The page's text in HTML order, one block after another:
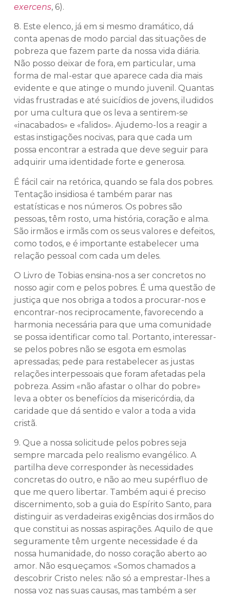
exercens, 6).
8. Este elenco, já em si mesmo dramático, dá
conta apenas de modo parcial das situações de
pobreza que fazem parte da nossa vida diária.
Não posso deixar de fora, em particular, uma
forma de mal-estar que aparece cada dia mais
evidente e que atinge o mundo juvenil. Quantas
vidas frustradas e até suicídios de jovens, iludidos
por uma cultura que os leva a sentirem-se
«inacabados» e «falidos». Ajudemo-los a reagir a
estas instigações nocivas, para que cada um
possa encontrar a estrada que deve seguir para
adquirir uma identidade forte e generosa.
É fácil cair na retórica, quando se fala dos pobres.
Tentação insidiosa é também parar nas
estatísticas e nos números. Os pobres são
pessoas, têm rosto, uma história, coração e alma.
São irmãos e irmãs com os seus valores e defeitos,
como todos, e é importante estabelecer uma
relação pessoal com cada um deles.
O Livro de Tobias ensina-nos a ser concretos no
nosso agir com e pelos pobres. É uma questão de
justiça que nos obriga a todos a procurar-nos e
encontrar-nos reciprocamente, favorecendo a
harmonia necessária para que uma comunidade
se possa identificar como tal. Portanto, interessar-
se pelos pobres não se esgota em esmolas
apressadas; pede para restabelecer as justas
relações interpessoais que foram afetadas pela
pobreza. Assim «não afastar o olhar do pobre»
leva a obter os benefícios da misericórdia, da
caridade que dá sentido e valor a toda a vida
cristã.
9. Que a nossa solicitude pelos pobres seja
sempre marcada pelo realismo evangélico. A
partilha deve corresponder às necessidades
concretas do outro, e não ao meu supérfluo de
que me quero libertar. Também aqui é preciso
discernimento, sob a guia do Espírito Santo, para
distinguir as verdadeiras exigências dos irmãos do
que constitui as nossas aspirações. Aquilo de que
seguramente têm urgente necessidade é da
nossa humanidade, do nosso coração aberto ao
amor. Não esqueçamos: «Somos chamados a
descobrir Cristo neles: não só a emprestar-lhes a
nossa voz nas suas causas, mas também a ser